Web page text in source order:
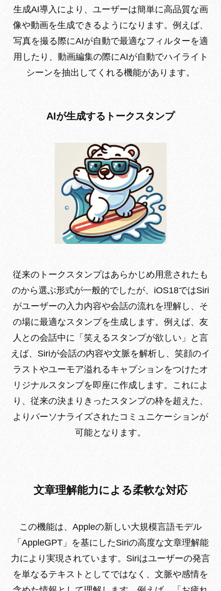
生成AI導入により、ユーザーは簡単に高品質な画
像や動画を生成できるようになります。例えば、
写真を撮る際にAIが自動で最適なフィルターを適
用したり、動画編集の際にAIが自動でハイライト
シーンを抽出してくれる機能があります。
AIが生成するトークスタンプ
従来のトークスタンプはあらかじめ用意されたも
のから選ぶ形式が一般的でしたが、iOS18ではSiri
がユーザーの入力内容や会話の流れを理解し、そ
の場に最適なスタンプを生成します。例えば、友
人との会話中に「笑えるスタンプが欲しい」と言
えば、Siriが会話の内容や文脈を解析し、笑顔のイ
ラストやユーモア溢れるキャプションをつけたオ
リジナルスタンプを即座に作成します。これによ
り、従来の決まりきったスタンプの枠を超えた、
よりパーソナライズされたコミュニケーションが
可能となります。
文章理解能力による柔軟な対応
この機能は、Appleの新しい大規模言語モデル
「AppleGPT」を基にしたSiriの高度な文章理解能
力により実現されています。Siriはユーザーの発言
を単なるテキストとしてではなく、文脈や感情を